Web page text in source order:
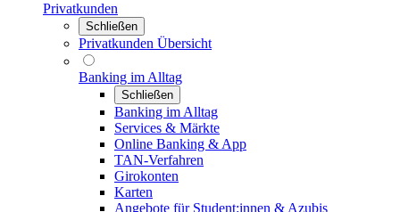
Privatkunden
Schließen
Privatkunden Übersicht
Banking im Alltag
Schließen
Banking im Alltag
Services & Märkte
Online Banking & App
TAN-Verfahren
Girokonten
Karten
Angebote für Student:innen & Azubis